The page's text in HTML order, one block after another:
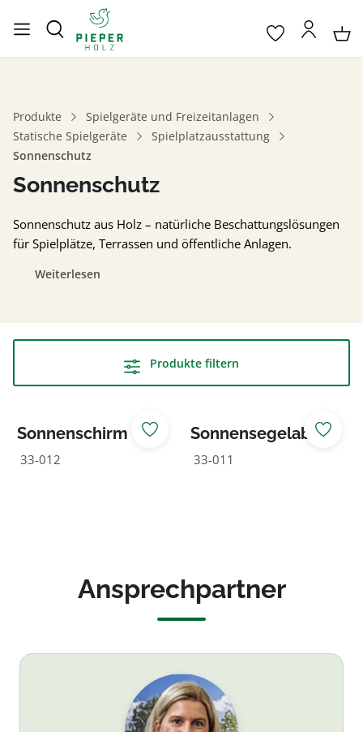
Produkte
Spielgeräte und Freizeitanlagen
Statische Spielgeräte
Spielplatzausstattung
Sonnenschutz
Sonnenschutz
Sonnenschutz aus Holz – natürliche Beschattungslösungen
für Spielplätze, Terrassen und öffentliche Anlagen.
Weiterlesen
Produkte filtern
Sonnenschirm
33-012
Sonnensegelabd
eckkombination
33-011
Ansprechpartner